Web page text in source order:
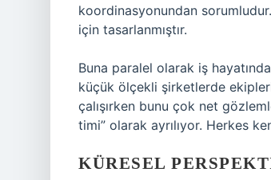
koordinasyonundan
için tasarlanmıştır.
Buna paralel olarak iş
küçük ölçekli şirketlerde
çalışırken bunu çok net
timi” olarak ayrılıyor. Herkes
KÜRESEL